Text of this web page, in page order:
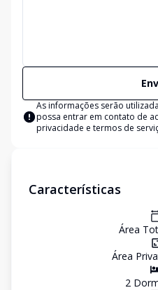
As informações serão
possa entrar em contato de
privacidade e termos de
Características
Área
Área
2